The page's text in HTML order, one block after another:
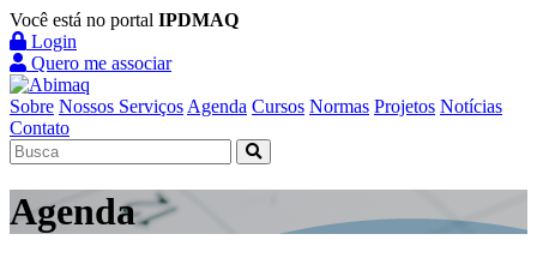
Você está no portal IPDMAQ
Login
Quero me associar
Sobre Nossos Serviços Agenda Cursos Normas Projetos Notícias
Contato
Agenda